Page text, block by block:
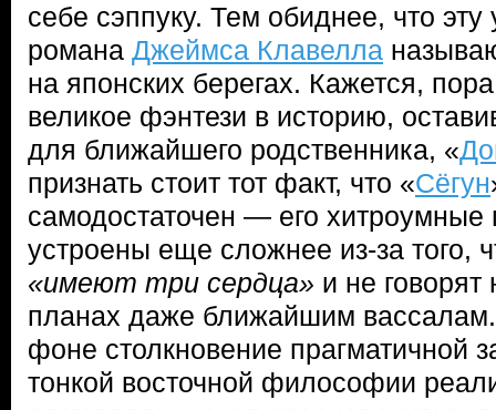
себе сэппуку. Тем обиднее, что
романа Джеймса Клавелла
на японских берегах. Кажется,
великое фэнтези в историю,
для ближайшего родственника, «
признать стоит тот факт, что «Сёгун
самодостаточен — его хитроумные
устроены еще сложнее из-за того,
«имеют три сердца» и не
планах даже ближайшим
фоне столкновение прагматичной
тонкой восточной философии